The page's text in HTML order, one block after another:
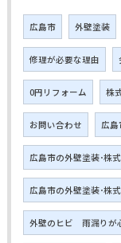
広島市 外壁塗装
修理が必要な理由
0円リフォーム 株
お問い合わせ 広
広島市の外壁塗装･株
広島市の外壁塗装･株
外壁のヒビ 雨漏りが